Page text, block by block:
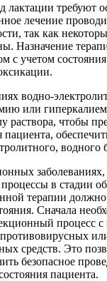
лактации требуют
лечение
так как
Назначение
с учетом
водно-
или
раствора, чтобы
пациента,
водного
заболеваниях,
в стадии
терапии
Сначала
процесс
средств. Это
безопасное
пациента.